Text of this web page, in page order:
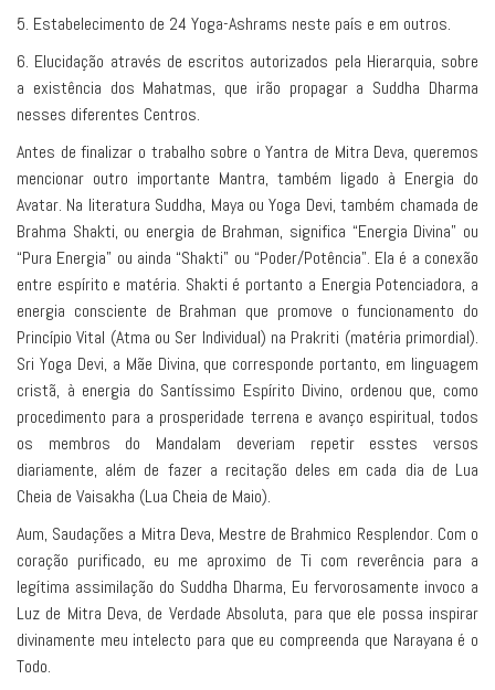
5. Estabelecimento de 24 Yoga-Ashrams neste país e em outros.
6. Elucidação através de escritos autorizados pela Hierarquia, sobre
a existência dos Mahatmas, que irão propagar a Suddha Dharma
nesses diferentes Centros.
Antes de finalizar o trabalho sobre o Yantra de Mitra Deva, queremos
mencionar outro importante Mantra, também ligado à Energia do
Avatar. Na literatura Suddha, Maya ou Yoga Devi, também chamada de
Brahma Shakti, ou energia de Brahman, significa “Energia Divina” ou
“Pura Energia” ou ainda “Shakti” ou “Poder/Potência”. Ela é a conexão
entre espírito e matéria. Shakti é portanto a Energia Potenciadora, a
energia consciente de Brahman que promove o funcionamento do
Princípio Vital (Atma ou Ser Individual) na Prakriti (matéria primordial).
Sri Yoga Devi, a Mãe Divina, que corresponde portanto, em linguagem
cristã, à energia do Santíssimo Espírito Divino, ordenou que, como
procedimento para a prosperidade terrena e avanço espiritual, todos
os membros do Mandalam deveriam repetir esstes versos
diariamente, além de fazer a recitação deles em cada dia de Lua
Cheia de Vaisakha (Lua Cheia de Maio).
Aum, Saudações a Mitra Deva, Mestre de Brahmico Resplendor. Com o
coração purificado, eu me aproximo de Ti com reverência para a
legítima assimilação do Suddha Dharma, Eu fervorosamente invoco a
Luz de Mitra Deva, de Verdade Absoluta, para que ele possa inspirar
divinamente meu intelecto para que eu compreenda que Narayana é o
Todo.